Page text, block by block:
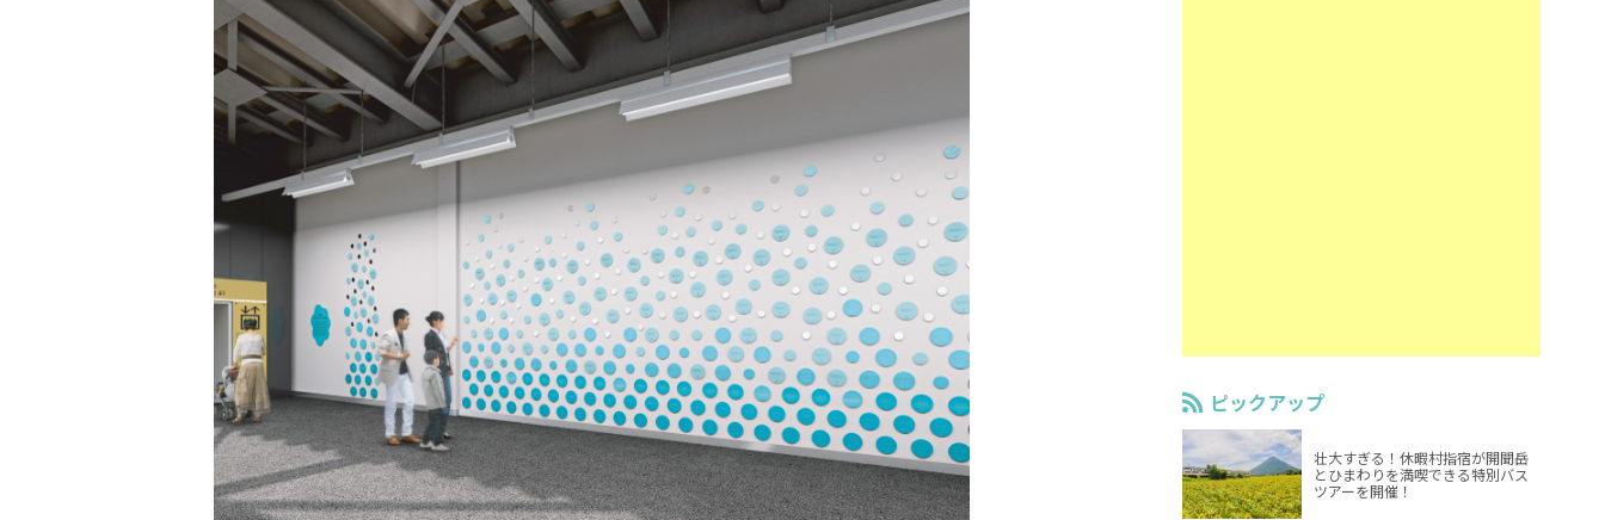
ピックアップ
壮大すぎる！休暇村指宿が開聞岳
とひまわりを満喫できる特別バス
ツアーを開催！